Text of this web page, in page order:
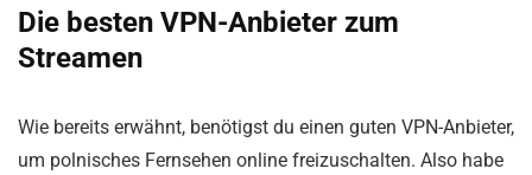
Die besten VPN-Anbieter zum
Streamen
Wie bereits erwähnt, benötigst du einen guten VPN-Anbieter,
um polnisches Fernsehen online freizuschalten. Also habe